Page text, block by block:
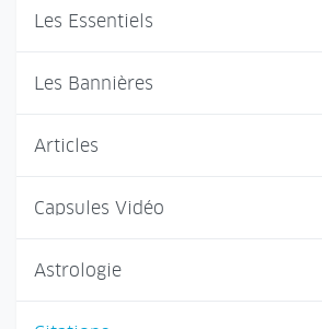
Les Essentiels
Les Bannières
Articles
Capsules Vidéo
Astrologie